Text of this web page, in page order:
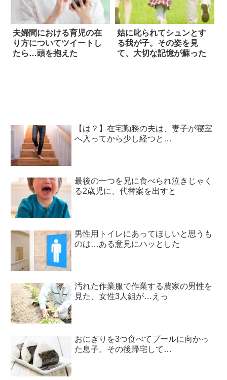
夫婦間における育児の在
り方についてツイートし
たら…頭を抱えた
姑に叱られてシュンとす
る我が子。その姿を見
て、大切な記憶が蘇った
【は？】在宅勤務の夫は、妻子が寝室
へ入ってから少し経つと…
最後の一つを兄に食べられ泣きじゃく
る2歳児に、代替案を出すと
男性用トイレにあってほしいと思うも
のは…ある意見にハッとした
汚れた作業服で作業する農家の男性を
見た、女性3人組が…えっ
おにぎりを3つ食べてプールに向かっ
た息子。その後帰宅して…